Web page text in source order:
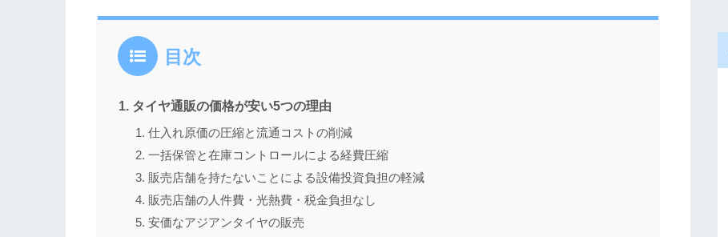
目次
タイヤ通販の価格が安い5つの理由
仕入れ原価の圧縮と流通コストの削減
一括保管と在庫コントロールによる経費圧縮
販売店舗を持たないことによる設備投資負担の軽減
販売店舗の人件費・光熱費・税金負担なし
安価なアジアンタイヤの販売